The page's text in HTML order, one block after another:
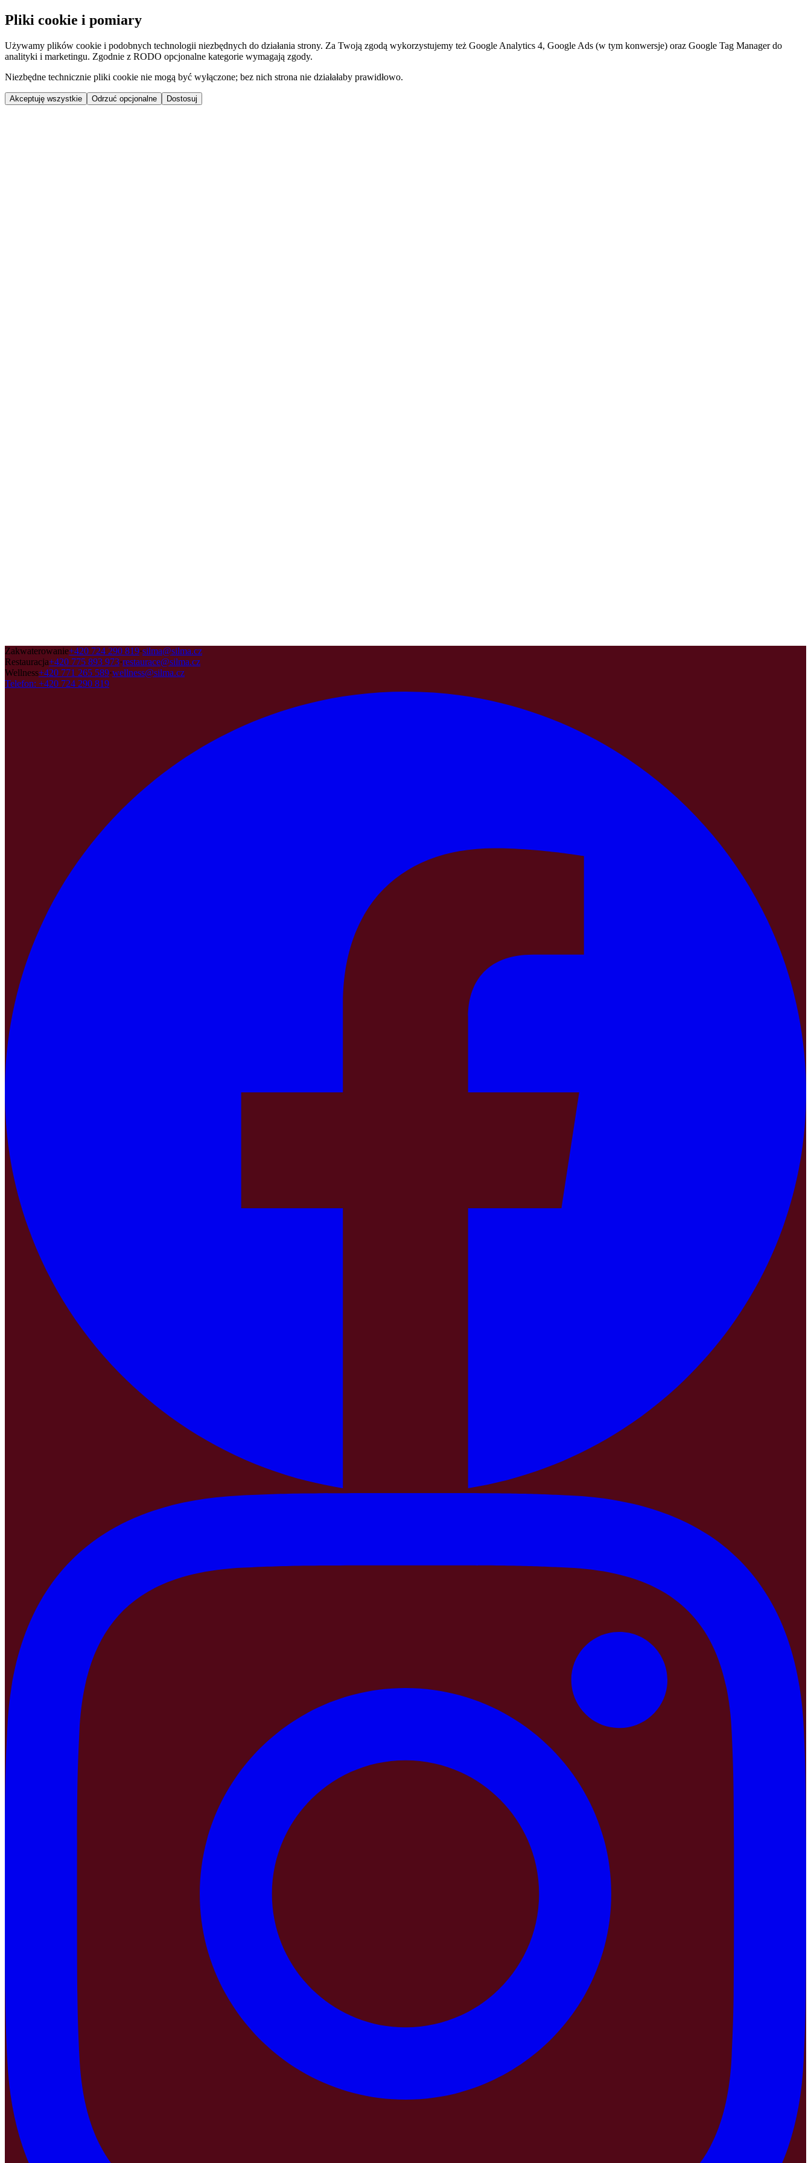
Pliki cookie i pomiary
Używamy plików cookie i podobnych technologii niezbędnych do działania strony. Za Twoją zgodą wykorzystujemy też Google Analytics 4, Google Ads (w tym konwersje) oraz Google Tag Manager do
analityki i marketingu. Zgodnie z RODO opcjonalne kategorie wymagają zgody.
Niezbędne technicznie pliki cookie nie mogą być wyłączone; bez nich strona nie działałaby prawidłowo.
Akceptuję wszystkie Odrzuć opcjonalne Dostosuj
Zakwaterowanie+420 724 290 819·silma@silma.cz
Restauracja+420 775 893 973·restaurace@silma.cz
Wellness+420 771 265 589·wellness@silma.cz
Telefon: +420 724 290 819